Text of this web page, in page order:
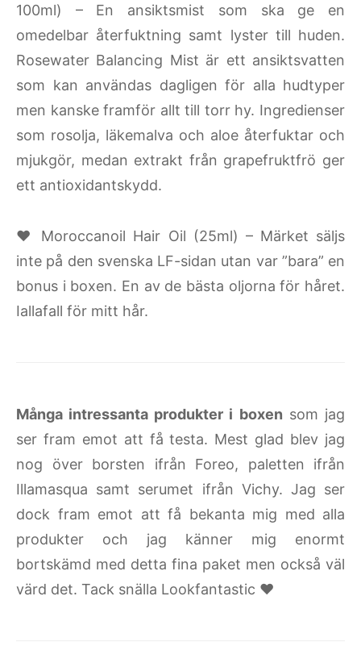
100ml) – En ansiktsmist som ska ge en
omedelbar återfuktning samt lyster till huden.
Rosewater Balancing Mist är ett ansiktsvatten
som kan användas dagligen för alla hudtyper
men kanske framför allt till torr hy. Ingredienser
som rosolja, läkemalva och aloe återfuktar och
mjukgör, medan extrakt från grapefruktfrö ger
ett antioxidantskydd.
♥ Moroccanoil Hair Oil (25ml) – Märket säljs
inte på den svenska LF-sidan utan var ”bara” en
bonus i boxen. En av de bästa oljorna för håret.
Iallafall för mitt hår.
Många intressanta produkter i boxen som jag
ser fram emot att få testa. Mest glad blev jag
nog över borsten ifrån Foreo, paletten ifrån
Illamasqua samt serumet ifrån Vichy. Jag ser
dock fram emot att få bekanta mig med alla
produkter och jag känner mig enormt
bortskämd med detta fina paket men också väl
värd det. Tack snälla Lookfantastic ♥